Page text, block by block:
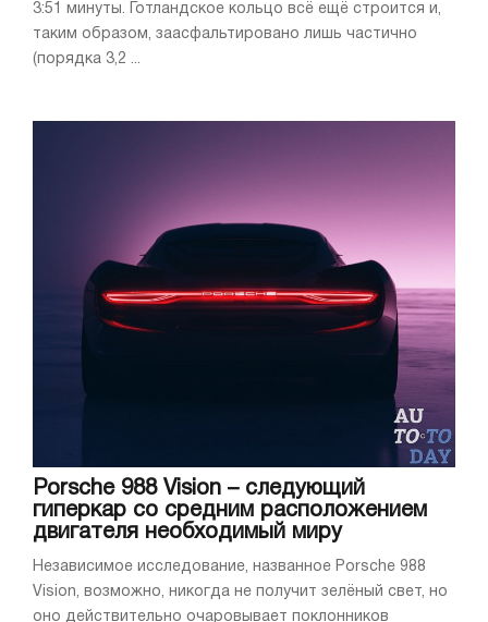
3:51 минуты. Готландское кольцо всё ещё строится и,
таким образом, заасфальтировано лишь частично
(порядка 3,2 ...
Porsche 988 Vision – следующий
гиперкар со средним расположением
двигателя необходимый миру
Независимое исследование, названное Porsche 988
Vision, возможно, никогда не получит зелёный свет, но
оно действительно очаровывает поклонников